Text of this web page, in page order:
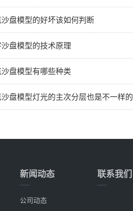
盘模型的好坏该如何判断
盘模型的技术原理
盘模型有哪些种类
盘模型灯光的主次分层也是不一样的
新闻动态
公司动态
联系我们